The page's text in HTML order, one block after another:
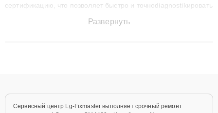
сертификацию, что позволяет быстро и точноdiagnostikировать
до 3 лет. Наши мастера решают сложные случаи: от замены
Развернуть
Сервисный центр Lg-Fixmaster выполняет срочный ремонт